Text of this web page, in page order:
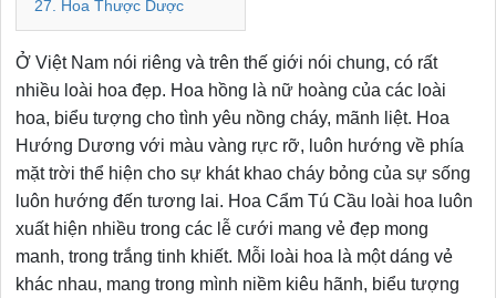
27. Hoa Thược Dược
Ở Việt Nam nói riêng và trên thế giới nói chung, có rất
nhiều loài hoa đẹp. Hoa hồng là nữ hoàng của các loài
hoa, biểu tượng cho tình yêu nồng cháy, mãnh liệt. Hoa
Hướng Dương với màu vàng rực rỡ, luôn hướng về phía
mặt trời thể hiện cho sự khát khao cháy bỏng của sự sống
luôn hướng đến tương lai. Hoa Cẩm Tú Cầu loài hoa luôn
xuất hiện nhiều trong các lễ cưới mang vẻ đẹp mong
manh, trong trắng tinh khiết. Mỗi loài hoa là một dáng vẻ
khác nhau, mang trong mình niềm kiêu hãnh, biểu tượng